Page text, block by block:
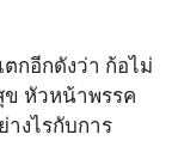
กอีกดังว่า ก้อไม่
ข หัวหน้าพรรค
งไรกับการ